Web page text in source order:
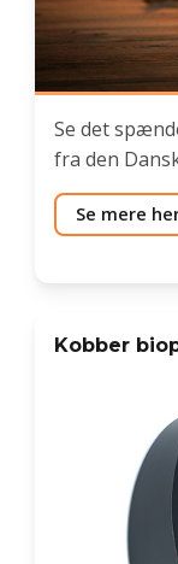
Se det
fra den
Se mere
Kobber